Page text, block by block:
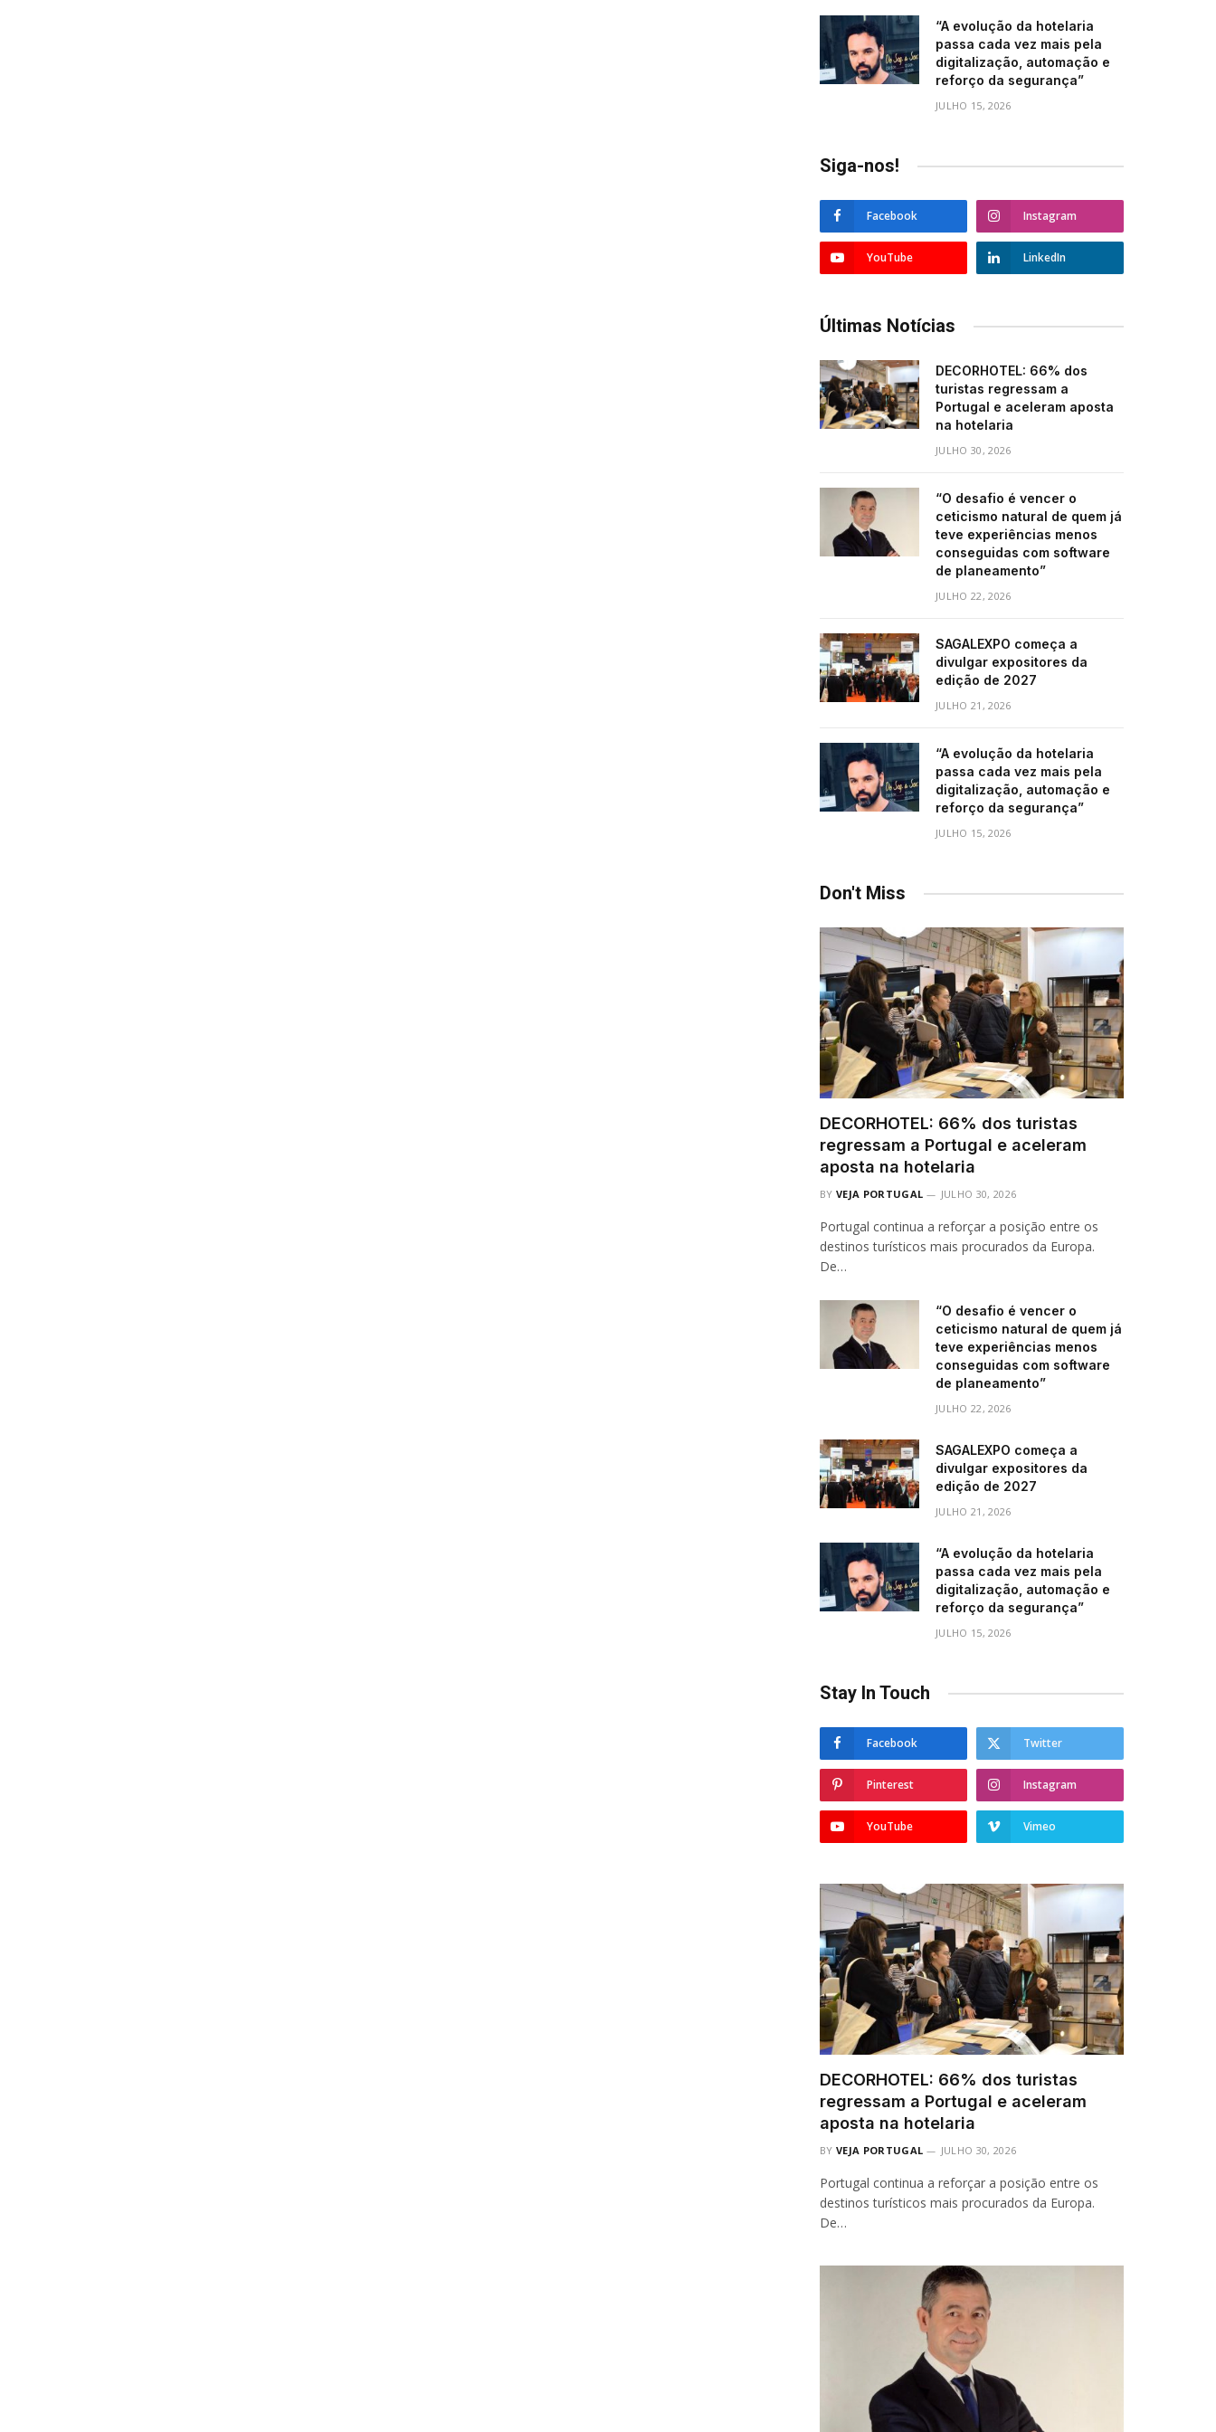
“A evolução da hotelaria
passa cada vez mais pela
digitalização, automação e
reforço da segurança”
JULHO 15, 2026
Siga-nos!
Facebook Instagram
YouTube LinkedIn
Últimas Notícias
DECORHOTEL: 66% dos
turistas regressam a
Portugal e aceleram aposta
na hotelaria
JULHO 30, 2026
“O desafio é vencer o
ceticismo natural de quem já
teve experiências menos
conseguidas com software
de planeamento”
JULHO 22, 2026
SAGALEXPO começa a
divulgar expositores da
edição de 2027
JULHO 21, 2026
“A evolução da hotelaria
passa cada vez mais pela
digitalização, automação e
reforço da segurança”
JULHO 15, 2026
Don't Miss
DECORHOTEL: 66% dos turistas
regressam a Portugal e aceleram
aposta na hotelaria
BY VEJA PORTUGAL JULHO 30, 2026
Portugal continua a reforçar a posição entre os
destinos turísticos mais procurados da Europa.
De…
“O desafio é vencer o
ceticismo natural de quem já
teve experiências menos
conseguidas com software
de planeamento”
JULHO 22, 2026
SAGALEXPO começa a
divulgar expositores da
edição de 2027
JULHO 21, 2026
“A evolução da hotelaria
passa cada vez mais pela
digitalização, automação e
reforço da segurança”
JULHO 15, 2026
Stay In Touch
Facebook Twitter
Pinterest Instagram
YouTube Vimeo
DECORHOTEL: 66% dos turistas
regressam a Portugal e aceleram
aposta na hotelaria
BY VEJA PORTUGAL JULHO 30, 2026
Portugal continua a reforçar a posição entre os
destinos turísticos mais procurados da Europa.
De…